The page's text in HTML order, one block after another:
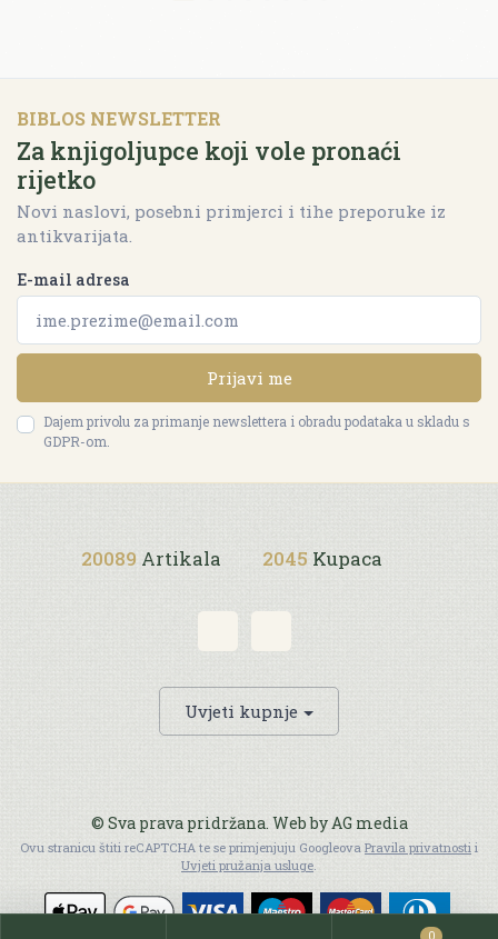
BIBLOS NEWSLETTER
Za knjigoljupce koji vole pronaći
rijetko
Novi naslovi, posebni primjerci i tihe preporuke iz
antikvarijata.
E-mail adresa
Prijavi me
Dajem privolu za primanje newslettera i obradu podataka u skladu s
GDPR-om.
20089 Artikala 2045 Kupaca
Uvjeti kupnje
© Sva prava pridržana. Web byAG media
Ovu stranicu štiti reCAPTCHA te se primjenjuju Googleova Pravila privatnosti i
Uvjeti pružanja usluge.
0